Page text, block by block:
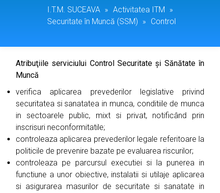
I.T.M. SUCEAVA » Activitatea ITM »
Securitate în Muncă (SSM) » Control
Atribuţiile serviciului Control Securitate şi Sănătate în
Muncă
verifica aplicarea prevederilor legislative privind
securitatea si sanatatea in munca, conditiile de munca
in sectoarele public, mixt si privat, notificând prin
inscrisuri neconformitatile;
controleaza aplicarea prevederilor legale referitoare la
politicile de prevenire bazate pe evaluarea riscurilor;
controleaza pe parcursul executiei si la punerea in
functiune a unor obiective, instalatii si utilaje aplicarea
si asigurarea masurilor de securitate si sanatate in